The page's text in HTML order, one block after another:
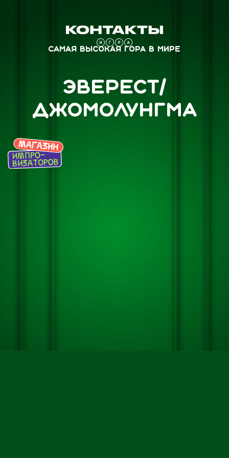
Самая высокая гора в мире
Эверест/
Джомолунгма